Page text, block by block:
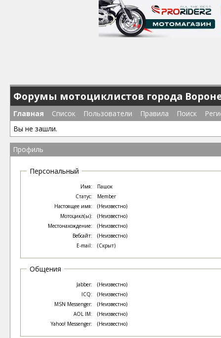
Форумы мотоциклистов города
Главная Список Пользователи Правила Поиск
Вы не зашли.
Профиль
Персональный
Имя:
Пашок
Статус:
Member
Настоящее имя:
(Неизвестно)
Мотоцикл(ы):
(Неизвестно)
Местонахождение:
(Неизвестно)
Вебсайт:
(Неизвестно)
E-mail:
(Скрыт)
Общения
Jabber:
(Неизвестно)
ICQ:
(Неизвестно)
MSN Messenger:
(Неизвестно)
AOL IM:
(Неизвестно)
Yahoo! Messenger:
(Неизвестно)